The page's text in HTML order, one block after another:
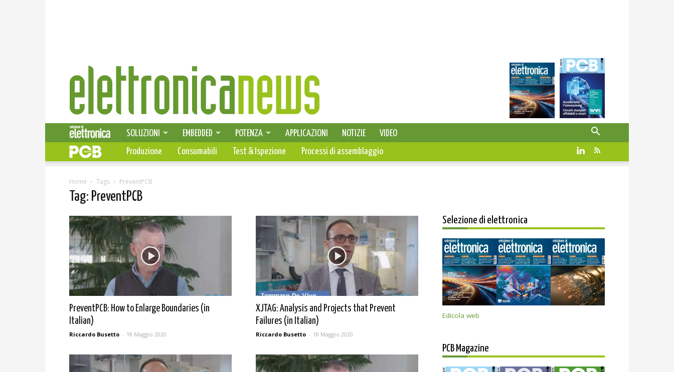
Elettronica
News
SELEZIONE DI ELETTRONICA
SOLUZIONI EMBEDDED POTENZA APPLICAZIONI NOTIZIE
VIDEO
PCB
Produzione Consumabili Test & Ispezione Processi di assemblaggio
Home Tags PreventPCB
Tag: PreventPCB
PreventPCB: How to Enlarge Boundaries (in
Italian)
Riccardo Busetto - 18 Maggio 2020
XJTAG: Analysis and Projects that Prevent
Failures (in Italian)
Riccardo Busetto - 18 Maggio 2020
Selezione di elettronica
Edicola web
PCB Magazine